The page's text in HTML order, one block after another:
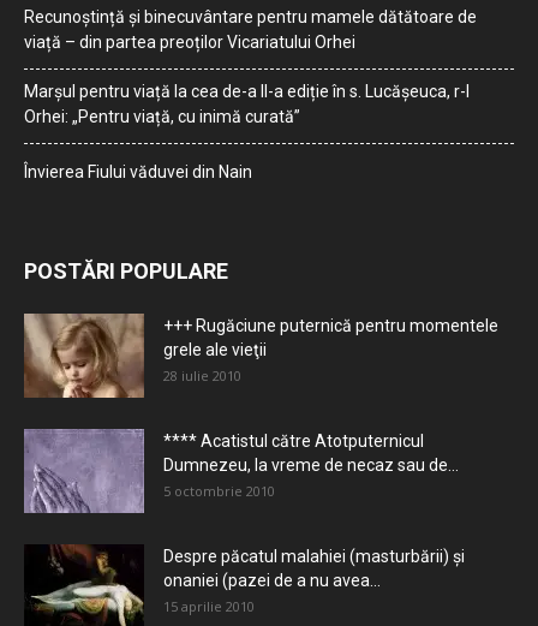
Recunoștință și binecuvântare pentru mamele dătătoare de
viață – din partea preoților Vicariatului Orhei
Marșul pentru viață la cea de-a II-a ediție în s. Lucășeuca, r-l
Orhei: „Pentru viață, cu inimă curată”
Învierea Fiului văduvei din Nain
POSTĂRI POPULARE
+++ Rugăciune puternică pentru momentele
grele ale vieţii
28 iulie 2010
**** Acatistul către Atotputernicul
Dumnezeu, la vreme de necaz sau de...
5 octombrie 2010
Despre păcatul malahiei (masturbării) şi
onaniei (pazei de a nu avea...
15 aprilie 2010